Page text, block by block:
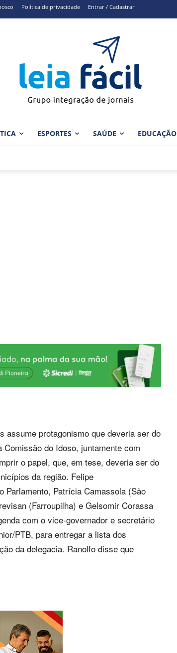
Política de privacidade Entrar / Cadastrar
ESPORTES SAÚDE EDUCAÇÃO
assume protagonismo que deveria ser do
do Idoso, juntamente com
o papel, que, em tese, deveria ser do
da região. Felipe
Parlamento, Patrícia Camassola (São
(Farroupilha) e Gelsomir Corassa
com o vice-governador e secretário
PTB, para entregar a lista dos
da delegacia. Ranolfo disse que